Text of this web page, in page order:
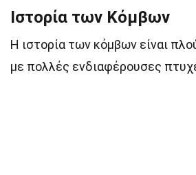
Ιστορία των Κόμβων
Η ιστορία των κόμβων είναι
με πολλές ενδιαφέρουσες